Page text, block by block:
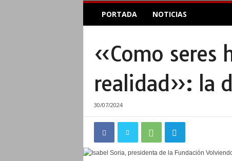
E
A
a
PORTADA NOTICIAS
«Como seres
realidad»: la
30/07/2024